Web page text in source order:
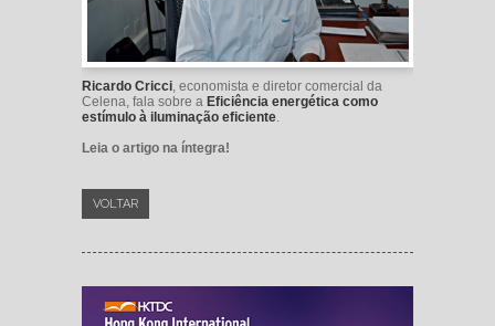
Ricardo Cricci, economista e diretor comercial da
Celena, fala sobre a Eficiência energética como
estímulo à iluminação eficiente.
Leia o artigo na íntegra!
VOLTAR